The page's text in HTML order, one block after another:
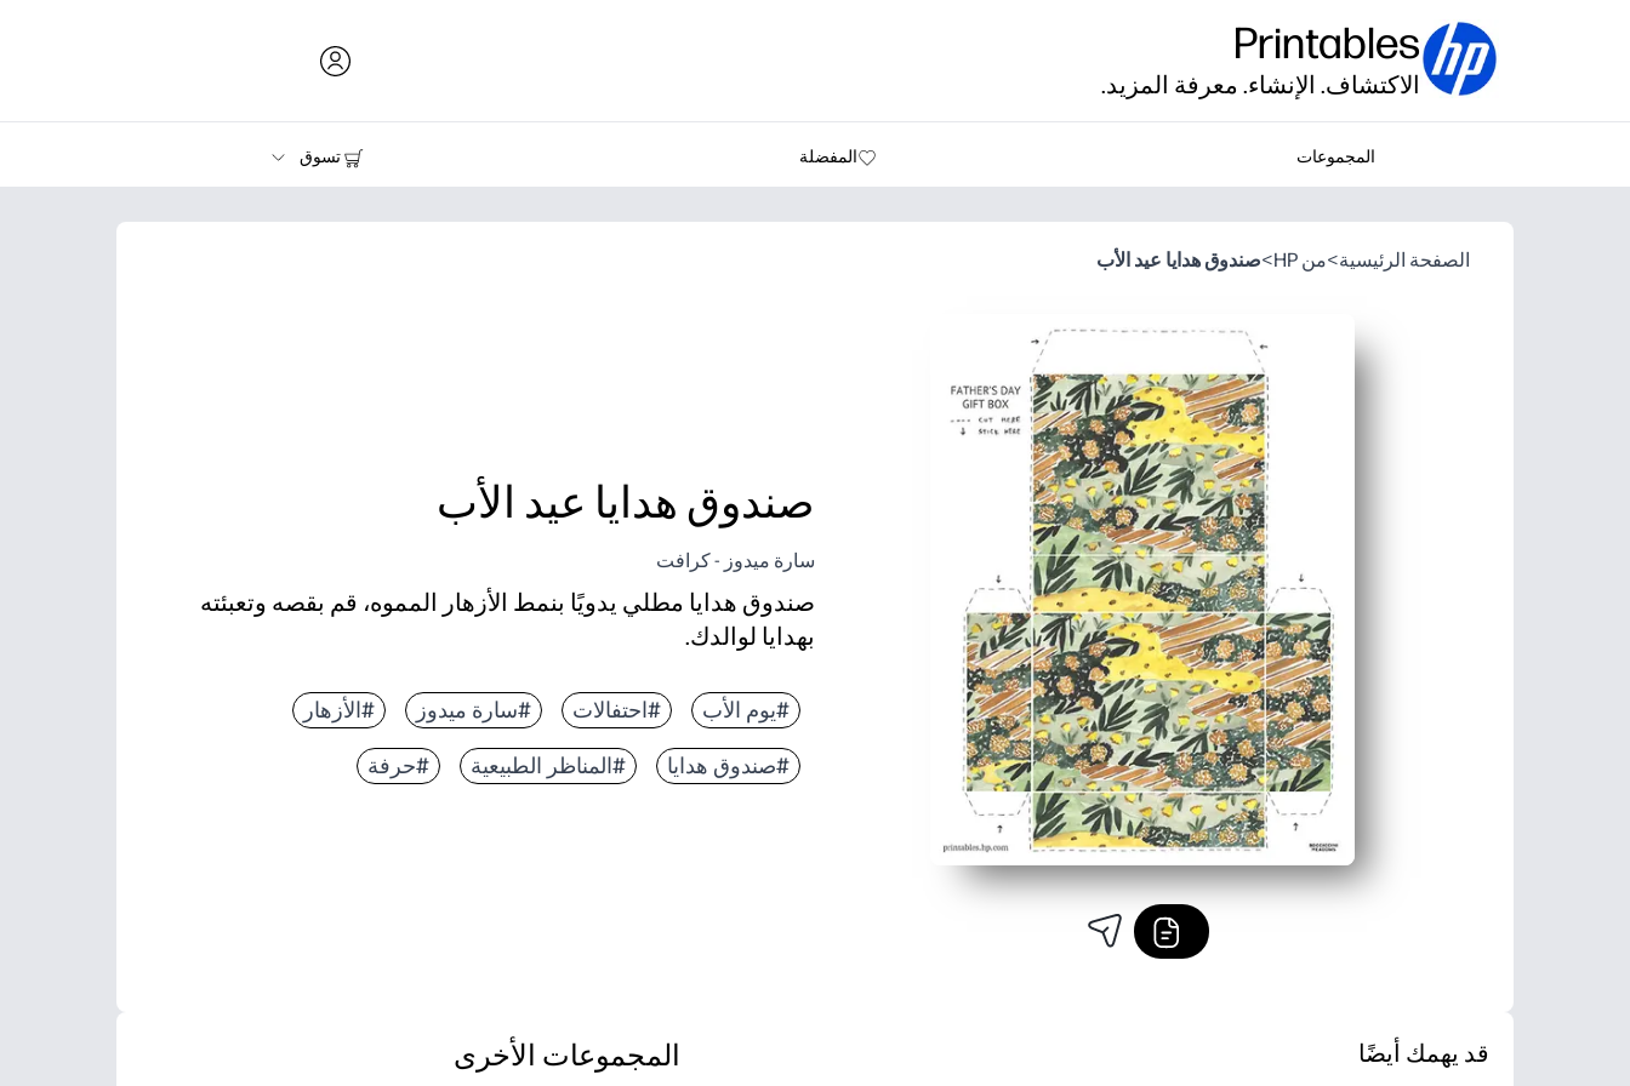
Printables
الاكتشاف. الإنشاء. معرفة المزيد.
المجموعات المفضلة
تسوق
الطابعات
الصفحة الرئيسية>من HP >صندوق هدايا عيد الأب
صندوق هدايا عيد الأب
سارة ميدوز - كرافت
صندوق هدايا مطلي يدويًا بنمط الأزهار المموه، قم بقصه وتعبئته
بهدايا لوالدك.
#يوم الأب #احتفالات #سارة ميدوز #الأزهار
#صندوق هدايا #المناظر الطبيعية #حرفة
قد يهمك أيضًا المجموعات الأخرى